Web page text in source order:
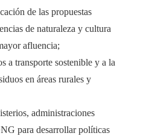
de las propuestas
de naturaleza y cultura
afluencia;
a transporte sostenible y a la
en áreas rurales y
administraciones
para desarrollar políticas